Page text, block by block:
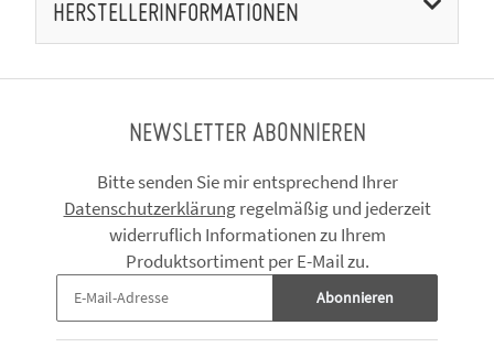
HERSTELLERINFORMATIONEN
NEWSLETTER ABONNIEREN
Bitte senden Sie mir entsprechend Ihrer
Datenschutzerklärungregelmäßig und jederzeit
widerruflich Informationen zu Ihrem
Produktsortiment per E-Mail zu.
Abonnieren